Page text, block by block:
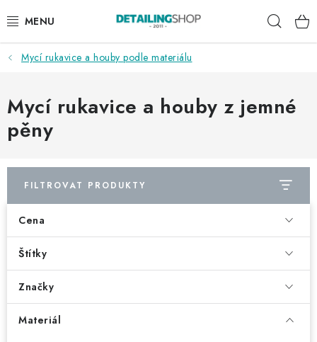
na
AKCE
NOVINKY
EXTERIÉR
INTERIÉR
PŘÍSLUŠENSTVÍ
DÁRKOVÉ SADY A POUKAZY
ČLÁNKY
NAŠE SLUŽBY
Mycí rukavice a houby podle materiálu
Mycí rukavice a houby z jemné
pěny
FILTROVAT PRODUKTY
Cena
Štítky
Značky
Materiál